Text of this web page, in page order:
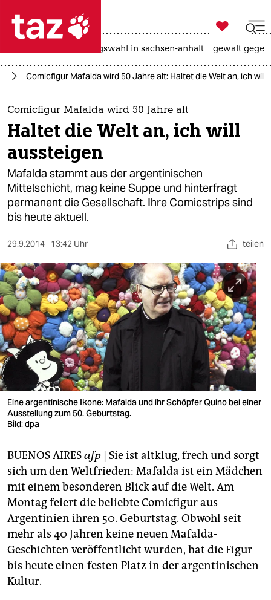
 taz zahl ich
taz zahl ich
themen
politik
öko
gesellschaft
kultur
sport
berlin
nord
wahrheit
verlag
veranstaltungen
shop
fragen & hilfe
unterstützen
abo
genossenschaft
epaper login

taz zahl ich
landtagswahl in sachsen-anhalt gewalt
Comicfigur Mafalda wird 50 Jahre alt: Haltet die Welt an, ich will
Comicfigur Mafalda wird 50 Jahre alt
Haltet die Welt an, ich will
aussteigen
Mafalda stammt aus der argentinischen
Mittelschicht, mag keine Suppe und hinterfragt
permanent die Gesellschaft. Ihre Comicstrips sind
bis heute aktuell.
29.9.2014 13:42 Uhr teilen
Eine argentinische Ikone: Mafalda und ihr Schöpfer Quino bei einer
Ausstellung zum 50. Geburtstag.
Bild: dpa
BUENOS AIRESafp | Sie ist altklug, frech und sorgt
sich um den Weltfrieden: Mafalda ist ein Mädchen
mit einem besonderen Blick auf die Welt. Am
Montag feiert die beliebte Comicfigur aus
Argentinien ihren 50. Geburtstag. Obwohl seit
mehr als 40 Jahren keine neuen Mafalda-
Geschichten veröffentlicht wurden, hat die Figur
bis heute einen festen Platz in der argentinischen
Kultur.